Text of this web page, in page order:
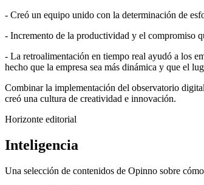
- Creó un equipo unido con la determinación de
- Incremento de la productividad y el compromiso
- La retroalimentación en tiempo real ayudó a los
hecho que la empresa sea más dinámica y que el
Combinar la implementación del observatorio
creó una cultura de creatividad e innovación.
Horizonte editorial
Inteligencia
Una selección de contenidos de Opinno sobre